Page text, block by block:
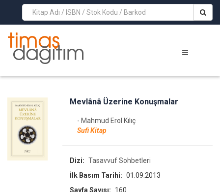
>
Mevlânâ Üzerine Konuşmalar
- Mahmud Erol Kılıç
Sufi Kitap
Dizi: Tasavvuf Sohbetleri
İlk Basım Tarihi: 01.09.2013
Sayfa Sayısı:
160